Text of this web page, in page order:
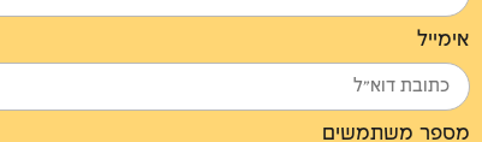
אימייל
מספר משתמשים